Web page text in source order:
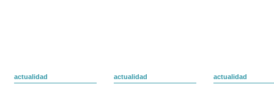
actualidad
actualidad
actualidad